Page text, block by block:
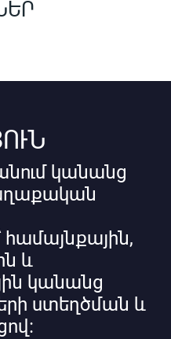
կանանց
և
կանանց
ստեղծման և